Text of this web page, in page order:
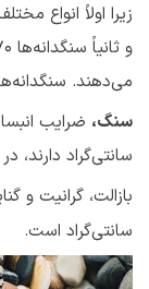
زیرا اولاً انواع
و ثانیاً سنگدانه‌ها ۷۰ تا ۸۰%
می‌دهند.
سنگ، ضرایب
سانتی‌گراد
بازالت، گرانیت و
سانتی‌گراد است.